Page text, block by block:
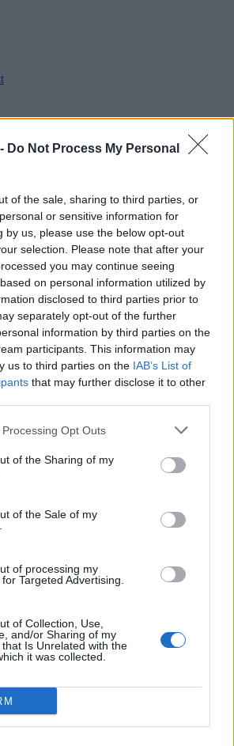
Do Not Process My Personal
of the sale, sharing to third parties, or
or sensitive information for
by us, please use the below opt-out
selection. Please note that after your
you may continue seeing
on personal information utilized by
disclosed to third parties prior to
separately opt-out of the further
information by third parties on the
participants. This information may
us to third parties on the IAB’s List of
that may further disclose it to other
Opt Outs
of the Sharing of my
of the Sale of my
of processing my
Targeted Advertising.
of Collection, Use,
and/or Sharing of my
Is Unrelated with the
it was collected.
toppen – sjekk deg